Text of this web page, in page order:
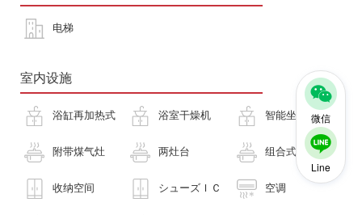
微信
Line
电梯
室内设施
浴缸再加热式 浴室干燥机 智能坐便器
附带煤气灶 两灶台 组合式厨房
收纳空间 シューズＩＣ 空调